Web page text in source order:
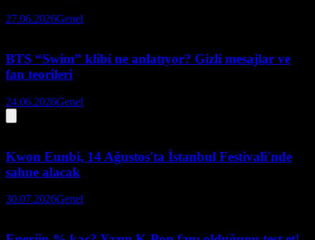
27.06.2026Genel
BTS “Swim” klibi ne anlatıyor? Gizli mesajlar ve
fan teorileri
24.06.2026Genel
Kwon Eunbi, 14 Ağustos'ta İstanbul Festivali'nde
sahne alacak
30.07.2026Genel